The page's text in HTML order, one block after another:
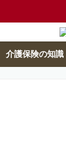
介護保険の知識